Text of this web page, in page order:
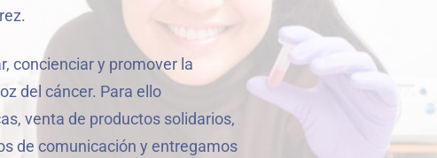
concienciar y promover la
del cáncer. Para ello
venta de productos solidarios,
de comunicación y entregamos